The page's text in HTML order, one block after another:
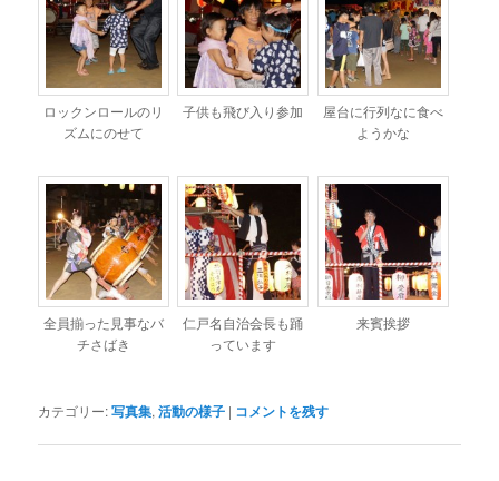
ロックンロールのリ
ズムにのせて
子供も飛び入り参加
屋台に行列なに食べ
ようかな
全員揃った見事なバ
チさばき
仁戸名自治会長も踊
っています
来賓挨拶
カテゴリー:写真集,活動の様子 | コメントを残す